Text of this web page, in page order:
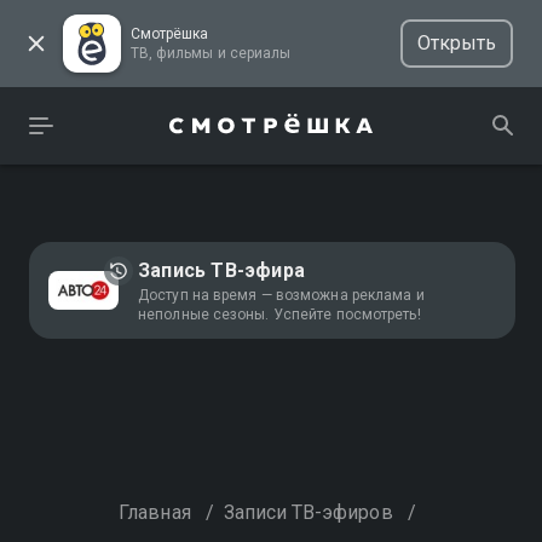
Смотрёшка
ТВ, фильмы и сериалы
Открыть
Запись ТВ-эфира
Доступ на время — возможна реклама и
неполные сезоны. Успейте посмотреть!
Главная / Записи ТВ-эфиров /